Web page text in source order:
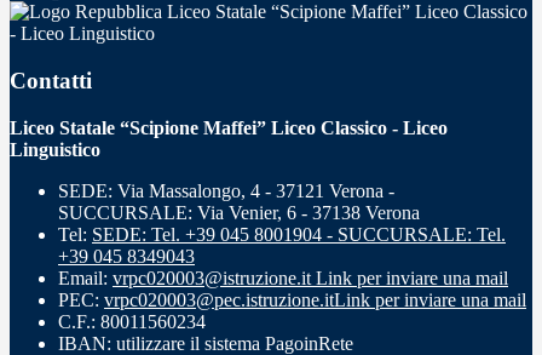
Liceo Statale “Scipione Maffei” Liceo Classico
- Liceo Linguistico
Contatti
Liceo Statale “Scipione Maffei” Liceo Classico - Liceo
Linguistico
SEDE: Via Massalongo, 4 - 37121 Verona -
SUCCURSALE: Via Venier, 6 - 37138 Verona
Tel: SEDE: Tel. +39 045 8001904 - SUCCURSALE: Tel.
+39 045 8349043
Email: vrpc020003@istruzione.it Link per inviare una mail
PEC: vrpc020003@pec.istruzione.itLink per inviare una mail
C.F.: 80011560234
IBAN: utilizzare il sistema PagoinRete